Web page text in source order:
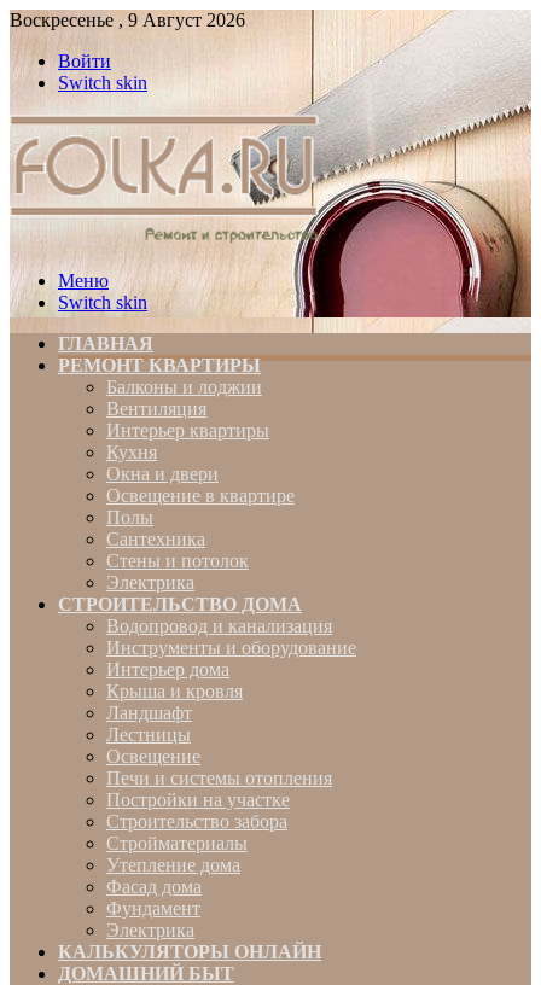
Воскресенье , 9 Август 2026
Войти
Switch skin
Меню
Switch skin
ГЛАВНАЯ
РЕМОНТ КВАРТИРЫ
Балконы и лоджии
Вентиляция
Интерьер квартиры
Кухня
Окна и двери
Освещение в квартире
Полы
Сантехника
Стены и потолок
Электрика
СТРОИТЕЛЬСТВО ДОМА
Водопровод и канализация
Инструменты и оборудование
Интерьер дома
Крыша и кровля
Ландшафт
Лестницы
Освещение
Печи и системы отопления
Постройки на участке
Строительство забора
Стройматериалы
Утепление дома
Фасад дома
Фундамент
Электрика
КАЛЬКУЛЯТОРЫ ОНЛАЙН
ДОМАШНИЙ БЫТ